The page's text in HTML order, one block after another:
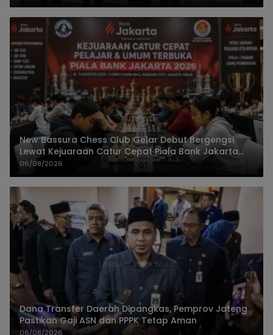
New Bassura Chess Club Gelar Debut Bergengsi
Lewat Kejuaraan Catur Cepat Piala Bank Jakarta
2026
06/08/2026
Dana Transfer Daerah Dipangkas, Pemprov Jateng
Pastikan Gaji ASN dan PPPK Tetap Aman
06/08/2026